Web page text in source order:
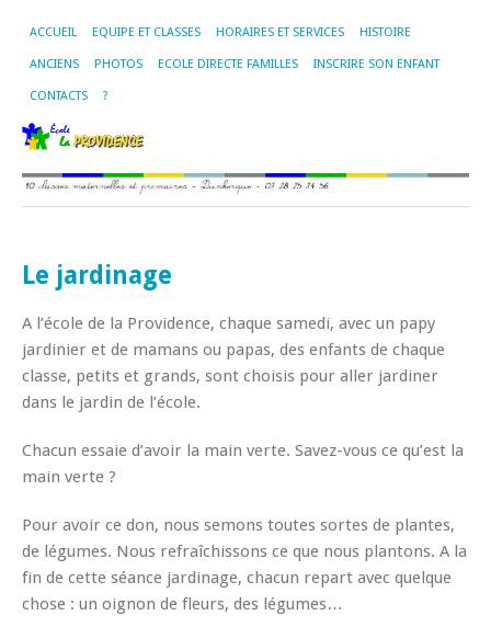
ACCUEIL EQUIPE ET CLASSES HORAIRES ET SERVICES HISTOIRE
ANCIENS PHOTOS ECOLE DIRECTE FAMILLES INSCRIRE SON ENFANT
CONTACTS ?
Le jardinage
A l’école de la Providence, chaque samedi, avec un papy
jardinier et de mamans ou papas, des enfants de chaque
classe, petits et grands, sont choisis pour aller jardiner
dans le jardin de l’école.
Chacun essaie d’avoir la main verte. Savez-vous ce qu’est la
main verte ?
Pour avoir ce don, nous semons toutes sortes de plantes,
de légumes. Nous refraîchissons ce que nous plantons. A la
fin de cette séance jardinage, chacun repart avec quelque
chose : un oignon de fleurs, des légumes…